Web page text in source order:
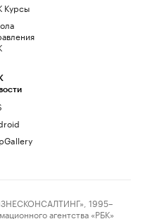
Курсы
1995–
агентства «РБК»